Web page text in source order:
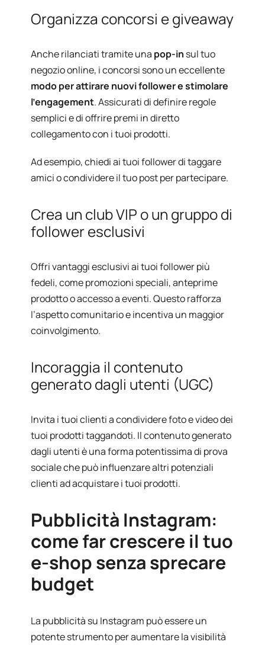
Organizza concorsi e giveaway
Anche rilanciati tramite una pop-in sul tuo
negozio online, i concorsi sono un eccellente
modo per attirare nuovi follower e stimolare
l’engagement. Assicurati di definire regole
semplici e di offrire premi in diretto
collegamento con i tuoi prodotti.
Ad esempio, chiedi ai tuoi follower di taggare
amici o condividere il tuo post per partecipare.
Crea un club VIP o un gruppo di
follower esclusivi
Offri vantaggi esclusivi ai tuoi follower più
fedeli, come promozioni speciali, anteprime
prodotto o accesso a eventi. Questo rafforza
l’aspetto comunitario e incentiva un maggior
coinvolgimento.
Incoraggia il contenuto
generato dagli utenti (UGC)
Invita i tuoi clienti a condividere foto e video dei
tuoi prodotti taggandoti. Il contenuto generato
dagli utenti è una forma potentissima di prova
sociale che può influenzare altri potenziali
clienti ad acquistare i tuoi prodotti.
Pubblicità Instagram:
come far crescere il tuo
e-shop senza sprecare
budget
La pubblicità su Instagram può essere un
potente strumento per aumentare la visibilità